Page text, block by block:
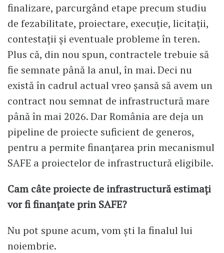
finalizare, parcurgând etape precum studiu
de fezabilitate, proiectare, execuție, licitații,
contestații și eventuale probleme în teren.
Plus că, din nou spun, contractele trebuie să
fie semnate până la anul, în mai. Deci nu
există în cadrul actual vreo șansă să avem un
contract nou semnat de infrastructură mare
până în mai 2026. Dar România are deja un
pipeline de proiecte suficient de generos,
pentru a permite finanțarea prin mecanismul
SAFE a proiectelor de infrastructură eligibile.
Cam câte proiecte de infrastructură estimați
vor fi finanțate prin SAFE?
Nu pot spune acum, vom ști la finalul lui
noiembrie.